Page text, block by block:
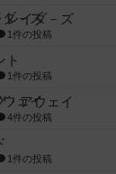
レイダ－ズ
1件の投稿
ト
1件の投稿
・アウェイ
4件の投稿
1件の投稿